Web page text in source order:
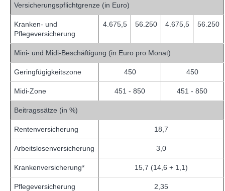
Versicherungspflichtgrenze (in Euro)
Kranken- und
Pflegeversicherung
4.675,5 56.250 4.675,5 56.250
Mini- und Midi-Beschäftigung (in Euro pro Monat)
Geringfügigkeitszone 450 450
Midi-Zone 451 - 850 451 - 850
Beitragssätze (in %)
Rentenversicherung 18,7
Arbeitslosenversicherung 3,0
Krankenversicherung* 15,7 (14,6 + 1,1)
Pflegeversicherung 2,35